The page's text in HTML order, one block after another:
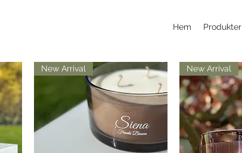
Hem Produkter
New Arrival New Arrival